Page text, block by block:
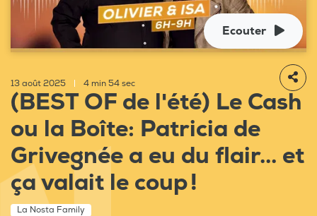
Ecouter
13 août 2025 4 min 54 sec
(BEST OF de l'été) Le Cash
ou la Boîte: Patricia de
Grivegnée a eu du flair... et
ça valait le coup !
La Nosta Family